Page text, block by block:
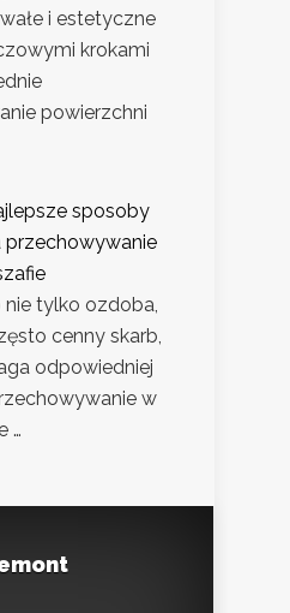
i estetyczne
krokami
powierzchni
sposoby
przechowywanie
nie tylko ozdoba,
cenny skarb,
odpowiedniej
w
…